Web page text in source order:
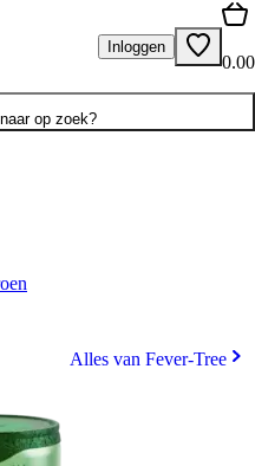
Inloggen
0.00
op zoek?
Alles van Fever-Tree